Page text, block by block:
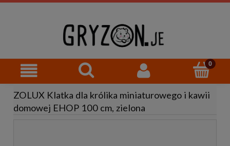
ZOLUX Klatka dla królika miniaturowego i kawii
domowej EHOP 100 cm, zielona